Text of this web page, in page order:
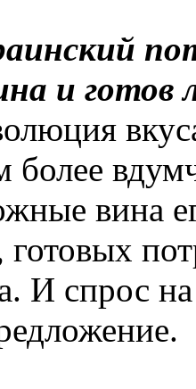
и готов
вина
И спрос